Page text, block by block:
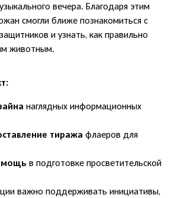
вечера. Благодаря этим
смогли ближе познакомиться с
и узнать, как правильно
животным.
наглядных информационных
тиража флаеров для
в подготовке просветительской
важно поддерживать инициативы,